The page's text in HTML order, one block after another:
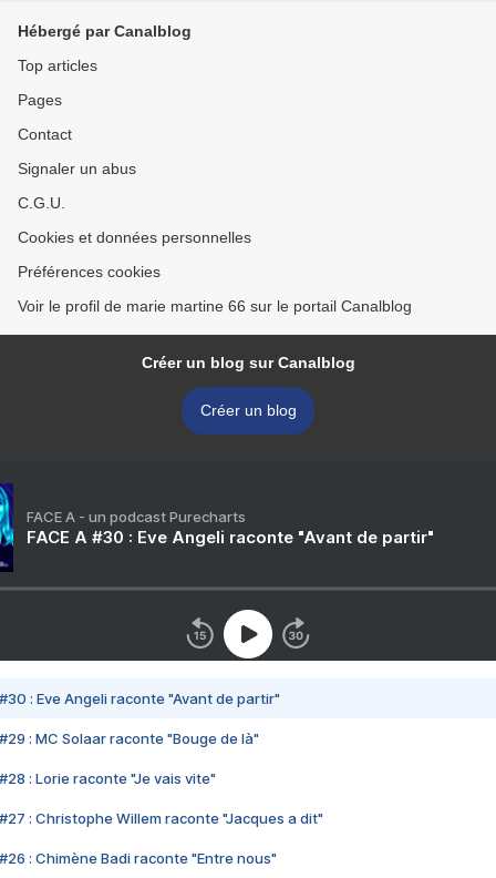
Hébergé par Canalblog
Top articles
Pages
Contact
Signaler un abus
C.G.U.
Cookies et données personnelles
Préférences cookies
Voir le profil de marie martine 66 sur le portail Canalblog
Créer un blog sur Canalblog
Créer un blog
FACE A - un podcast Purecharts
FACE A #30 : Eve Angeli raconte "Avant de partir"
#30 : Eve Angeli raconte "Avant de partir"
#29 : MC Solaar raconte "Bouge de là"
#28 : Lorie raconte "Je vais vite"
#27 : Christophe Willem raconte "Jacques a dit"
#26 : Chimène Badi raconte "Entre nous"